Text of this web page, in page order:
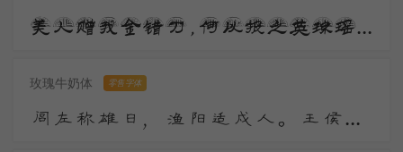
美人赠我金错刀，何以报之英琼瑶。路远莫致倚逍遥，何为怀忧心烦劳。 我所思兮在桂林，欲往从之湘水深。
玫瑰牛奶体 零售字体
闾左称雄日，渔阳适戍人。王侯宁有种？竿木足亡秦。大义呼豪杰，先声仗鬼神。驱除功第一，汉将可谁伦？